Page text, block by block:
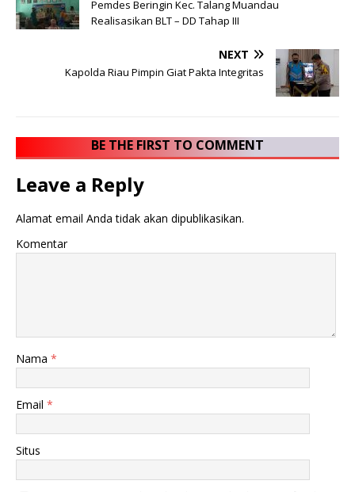
Pemdes Beringin Kec. Talang Muandau
Realisasikan BLT – DD Tahap III
NEXT
Kapolda Riau Pimpin Giat Pakta Integritas
BE THE FIRST TO COMMENT
Leave a Reply
Alamat email Anda tidak akan dipublikasikan.
Komentar
Nama *
Email *
Situs